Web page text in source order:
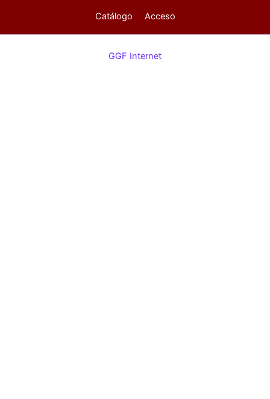
Catálogo Acceso
GGF Internet